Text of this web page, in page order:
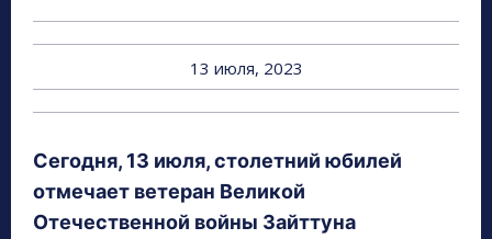
13 июля, 2023
Сегодня, 13 июля, столетний юбилей
отмечает ветеран Великой
Отечественной войны Зайттуна